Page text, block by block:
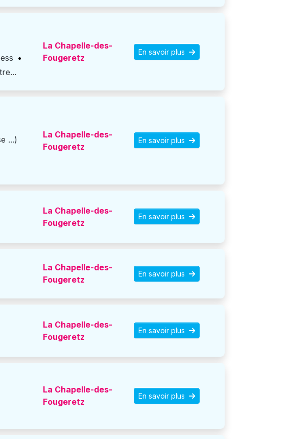
•
La Chapelle-des-
Fougeretz
En savoir plus
...)
La Chapelle-des-
Fougeretz
En savoir plus
La Chapelle-des-
Fougeretz
En savoir plus
La Chapelle-des-
Fougeretz
En savoir plus
La Chapelle-des-
Fougeretz
En savoir plus
La Chapelle-des-
Fougeretz
En savoir plus